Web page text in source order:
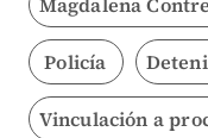
Policía
Vinculación a